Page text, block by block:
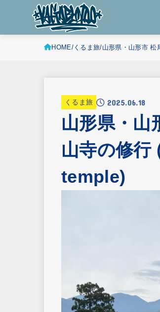
HOME くるま旅 山形県・山形市
くるま旅 2025.06.18
山形県・山
山寺の修
temple)